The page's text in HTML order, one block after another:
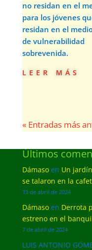
no residan en el
para los jóvenes
residan en el
de vulnerabilidad
sobrevenida.
leer más
« Entradas más
Últimos
Dámasoen Un
se talaron en la
13 de abril de 2024
Dámasoen Derrota
estreno en el
7 de abril de 2024
LUIS ANTONIO